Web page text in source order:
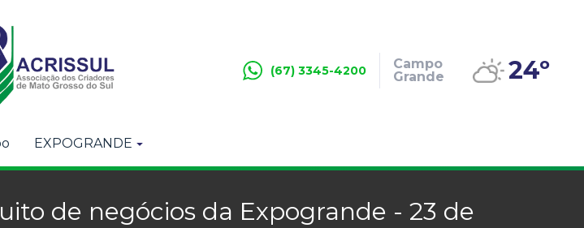
(67) 3345-4200
Campo
Grande
24º
EXPOGRANDE
de negócios da Expogrande - 23 de